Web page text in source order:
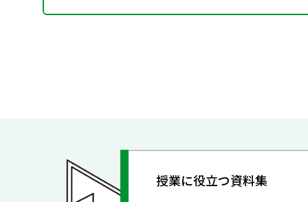
授業に役立つ資料集